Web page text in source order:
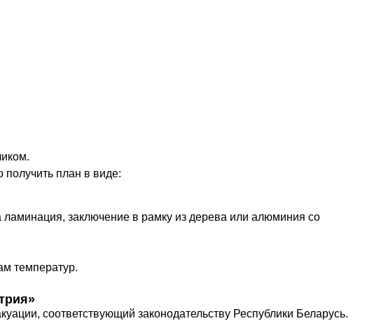
план в виде:
заключение в рамку из дерева или алюминия со
температур.
соответствующий законодательству Республики Беларусь.